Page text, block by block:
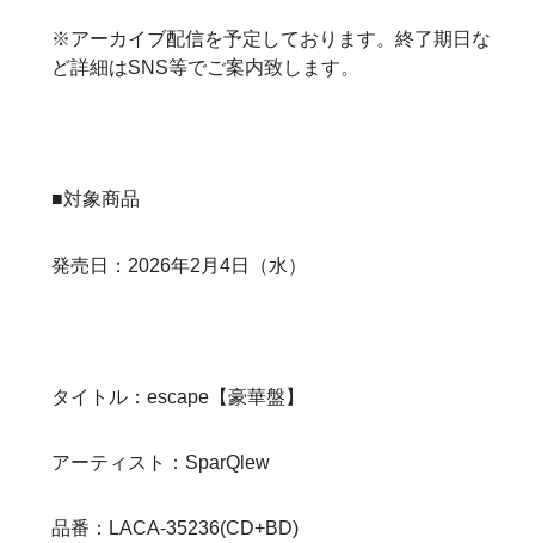
※アーカイブ配信を予定しております。終了期日な
ど詳細はSNS等でご案内致します。
■対象商品
発売日：2026年2月4日（水）
タイトル：escape【豪華盤】
アーティスト：SparQlew
品番：LACA-35236(CD+BD)